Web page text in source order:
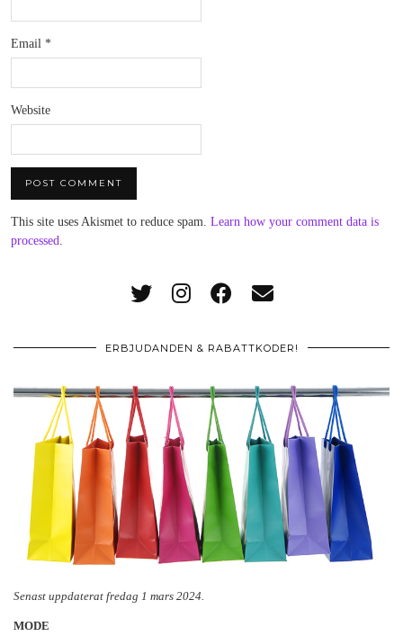
Email *
Website
This site uses Akismet to reduce spam. Learn how your comment data is
processed
ERBJUDANDEN & RABATTKODER!
Senast uppdaterat fredag 1 mars 2024.
MODE